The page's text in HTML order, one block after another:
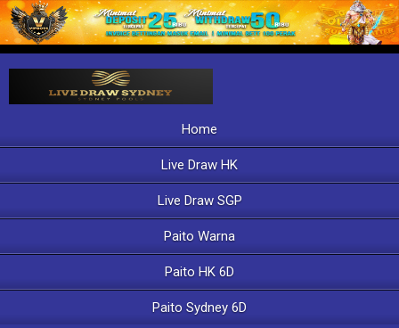
Home
Live Draw HK
Live Draw SGP
Paito Warna
Paito HK 6D
Paito Sydney 6D